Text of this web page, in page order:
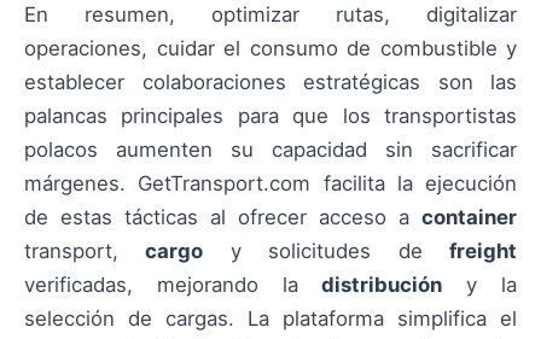
En resumen, optimizar rutas, digitalizar
operaciones, cuidar el consumo de combustible y
establecer colaboraciones estratégicas son las
palancas principales para que los transportistas
polacos aumenten su capacidad sin sacrificar
márgenes. GetTransport.com facilita la ejecución
de estas tácticas al ofrecer acceso a container
transport,cargo y solicitudes defreight
verificadas, mejorando ladistribución y la
selección de cargas. La plataforma simplifica el